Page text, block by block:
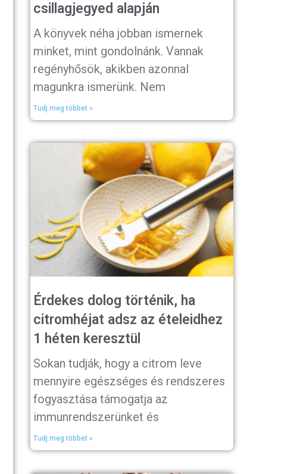
csillagjegyed alapján
A könyvek néha jobban ismernek
minket, mint gondolnánk. Vannak
regényhősök, akikben azonnal
magunkra ismerünk. Nem
Tudj meg többet »
Érdekes dolog történik, ha
citromhéjat adsz az ételeidhez
1 héten keresztül
Sokan tudják, hogy a citrom leve
mennyire egészséges és rendszeres
fogyasztása támogatja az
immunrendszerünket és
Tudj meg többet »